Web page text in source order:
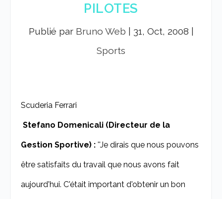
PILOTES
Publié par Bruno Web 31, Oct, 2008
Sports
Scuderia Ferrari
Stefano Domenicali (Directeur de la
Gestion Sportive) :''Je dirais que nous pouvons
être satisfaits du travail que nous avons fait
aujourd'hui. C'était important d'obtenir un bon